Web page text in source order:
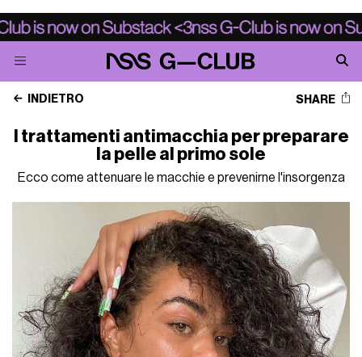
INDIETRO SHARE
I trattamenti antimacchia per preparare
la pelle al primo sole
Ecco come attenuare le macchie e prevenirne l'insorgenza